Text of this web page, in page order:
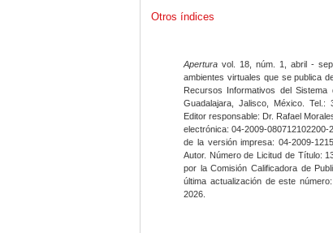
Otros índices
Apertura vol. 18, núm. 1, abril -
ambientes virtuales que se publica
Recursos Informativos del
Guadalajara, Jalisco, México.
Editor responsable: Dr. Rafael
electrónica: 04-2009-
de la versión impresa: 04-2009-
Autor. Número de Licitud de Título:
por la Comisión Calificadora de
última actualización de este
2026.